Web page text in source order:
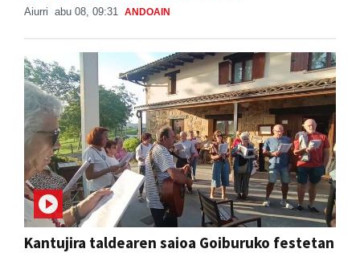
Aiurri abu 08, 09:31 ANDOAIN
Kantujira taldearen saioa Goiburuko festetan